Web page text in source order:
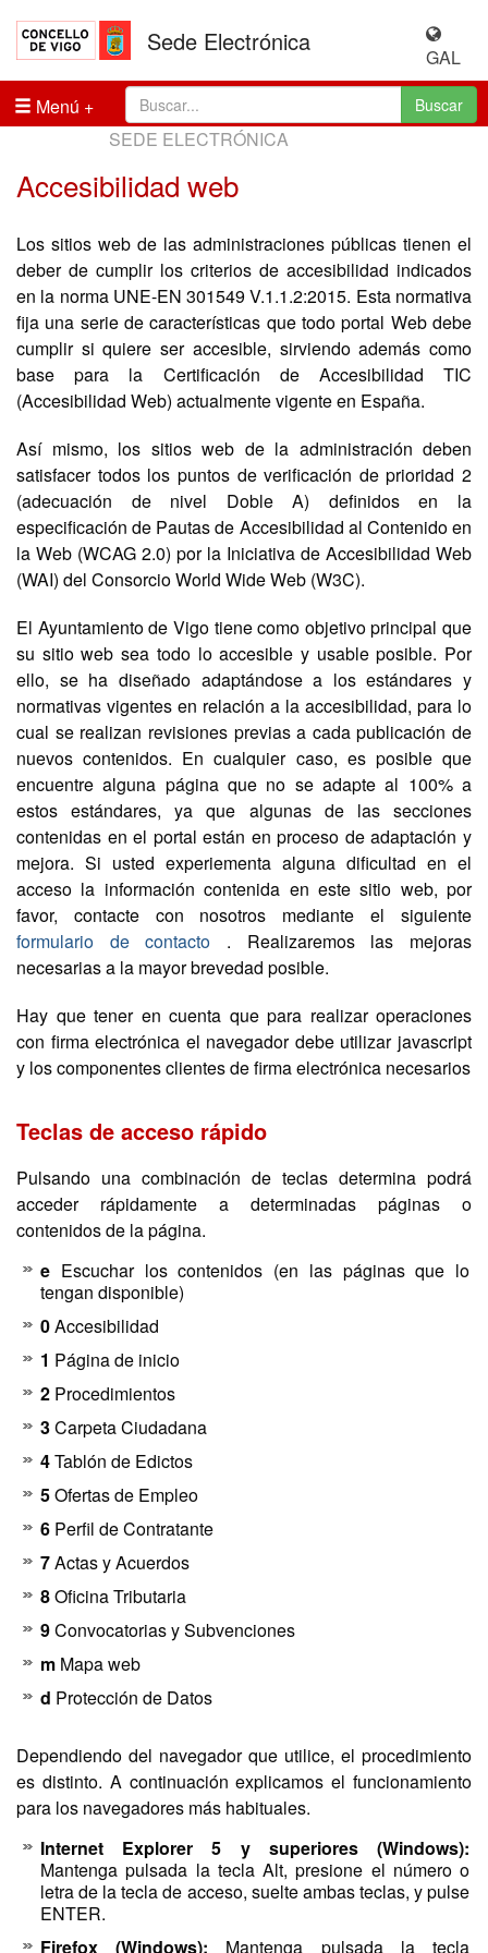
Sede Electrónica
GAL
Menú
Buscar
SEDE ELECTRÓNICA
Accesibilidad web
Los sitios web de las administraciones públicas tienen el
deber de cumplir los criterios de accesibilidad indicados
en la norma UNE-EN 301549 V.1.1.2:2015. Esta normativa
fija una serie de características que todo portal Web debe
cumplir si quiere ser accesible, sirviendo además como
base para la Certificación de Accesibilidad TIC
(Accesibilidad Web) actualmente vigente en España.
Así mismo, los sitios web de la administración deben
satisfacer todos los puntos de verificación de prioridad 2
(adecuación de nivel Doble A) definidos en la
especificación de Pautas de Accesibilidad al Contenido en
la Web (WCAG 2.0) por la Iniciativa de Accesibilidad Web
(WAI) del Consorcio World Wide Web (W3C).
El Ayuntamiento de Vigo tiene como objetivo principal que
su sitio web sea todo lo accesible y usable posible. Por
ello, se ha diseñado adaptándose a los estándares y
normativas vigentes en relación a la accesibilidad, para lo
cual se realizan revisiones previas a cada publicación de
nuevos contenidos. En cualquier caso, es posible que
encuentre alguna página que no se adapte al 100% a
estos estándares, ya que algunas de las secciones
contenidas en el portal están en proceso de adaptación y
mejora. Si usted experiementa alguna dificultad en el
acceso la información contenida en este sitio web, por
favor, contacte con nosotros mediante el siguiente
formulario de contacto . Realizaremos las mejoras
necesarias a la mayor brevedad posible.
Hay que tener en cuenta que para realizar operaciones
con firma electrónica el navegador debe utilizar javascript
y los componentes clientes de firma electrónica necesarios
Teclas de acceso rápido
Pulsando una combinación de teclas determina podrá
acceder rápidamente a determinadas páginas o
contenidos de la página.
e Escuchar los contenidos (en las páginas que lo
tengan disponible)
0Accesibilidad
1 Página de inicio
2 Procedimientos
3Carpeta Ciudadana
4Tablón de Edictos
5Ofertas de Empleo
6 Perfil de Contratante
7Actas y Acuerdos
8Oficina Tributaria
9Convocatorias y Subvenciones
m Mapa web
d Protección de Datos
Dependiendo del navegador que utilice, el procedimiento
es distinto. A continuación explicamos el funcionamiento
para los navegadores más habituales.
Internet Explorer 5 y superiores (Windows):
Mantenga pulsada la tecla Alt, presione el número o
letra de la tecla de acceso, suelte ambas teclas, y pulse
ENTER.
Firefox (Windows): Mantenga pulsada la tecla